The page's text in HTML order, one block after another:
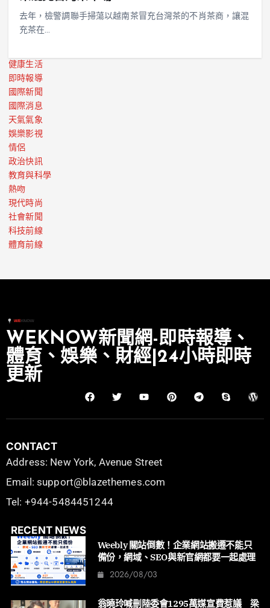
去年，檢警調聯手掃蕩以越南茶冒充台灣茶的不肖茶商，讓混
充茶在…
健康生活
即時報導
國際新聞
國際消息
天氣氣象
娛樂影視
情侶
政治快訊
教育與科學
熱吻
現代時尚
社會新聞
科技前線
體育前線
WEKNOW新聞網-即時報導、
體育、娛樂、財經|24小時即時
更新
CONTACT
Address: New York, Avenue Street
Email: support@blazethemes.com
Tel: +944-5484451244
RECENT NEWS
Weebly 關站倒數！企業網站搬遷不能只
備份，網域、SEO與新官網都要一起處理
2026/08/03
翁曉玲喊刪陸委會1295萬媒宣費惹議 梁